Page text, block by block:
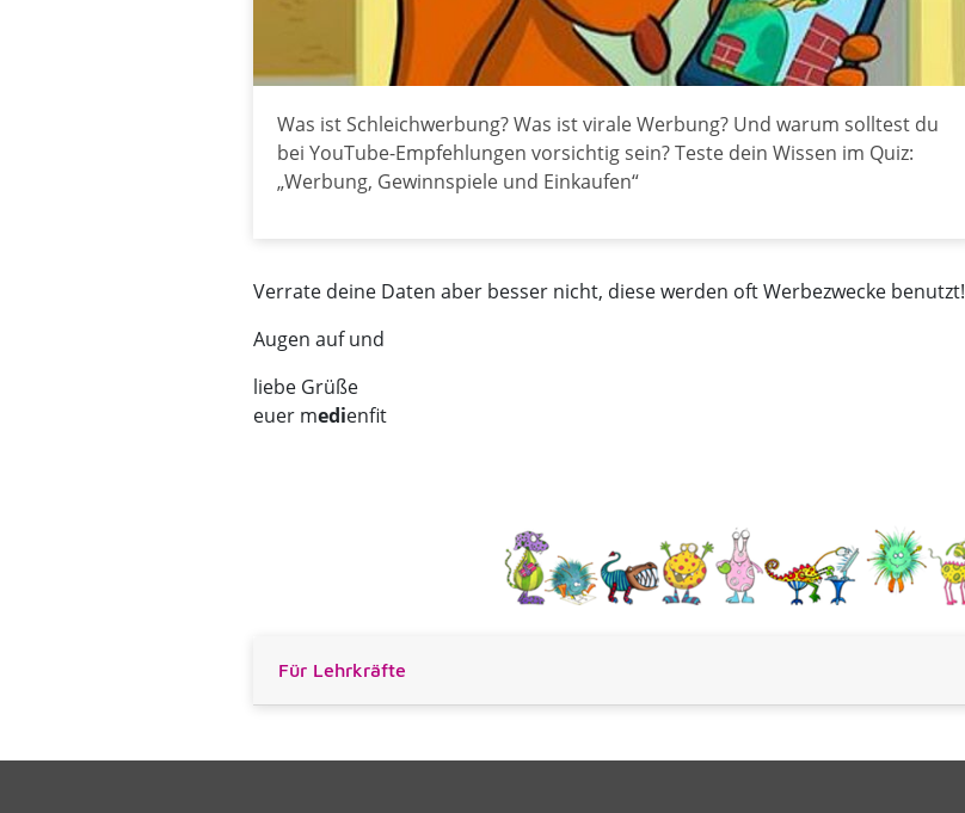
Was ist Schleichwerbung? Was ist virale Werbung? Und warum solltest du
bei YouTube-Empfehlungen vorsichtig sein? Teste dein Wissen im Quiz:
„Werbung, Gewinnspiele und Einkaufen“
Verrate deine Daten aber besser nicht, diese werden oft Werbezwecke benutzt!
Augen auf und
liebe Grüße
euer medienfit
Für Lehrkräfte